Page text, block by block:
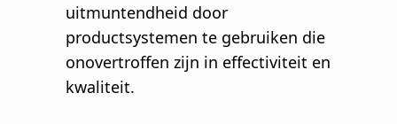
uitmuntendheid door
productsystemen te gebruiken die
onovertroffen zijn in effectiviteit en
kwaliteit.